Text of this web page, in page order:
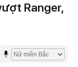
Ranger,